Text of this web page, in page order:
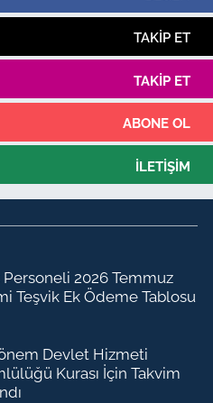
TAKIP ET
TAKIP ET
ABONE OL
İLETIŞIM
Personeli 2026 Temmuz
Teşvik Ek Ödeme Tablosu
Devlet Hizmeti
Kurası İçin Takvim